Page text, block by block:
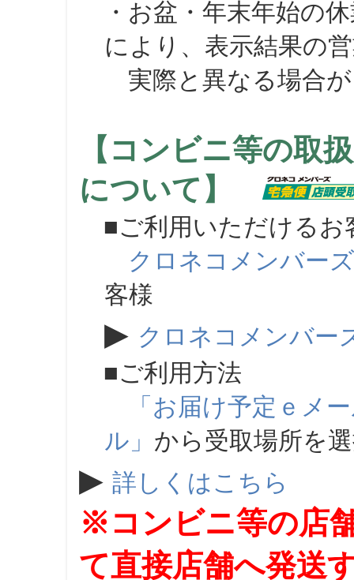
・お盆・年末年始の
により、表示結果の
実際と異なる場合が
【コンビニ等の取
について】
■ご利用いただけるお
クロネコメンバーズ
客様
▶ クロネコメンバー
■ご利用方法
「お届け予定ｅメ
ル」 から受取場所を
▶ 詳しくはこちら
※コンビニ等の店
て直接店舗へ発送